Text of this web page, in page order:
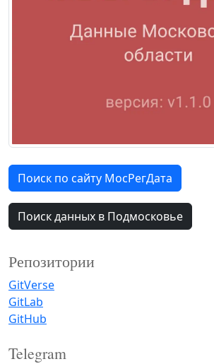
Поиск по сайту МосРегДата
Поиск данных в Подмосковье
Репозитории
GitVerse
GitLab
GitHub
Telegram